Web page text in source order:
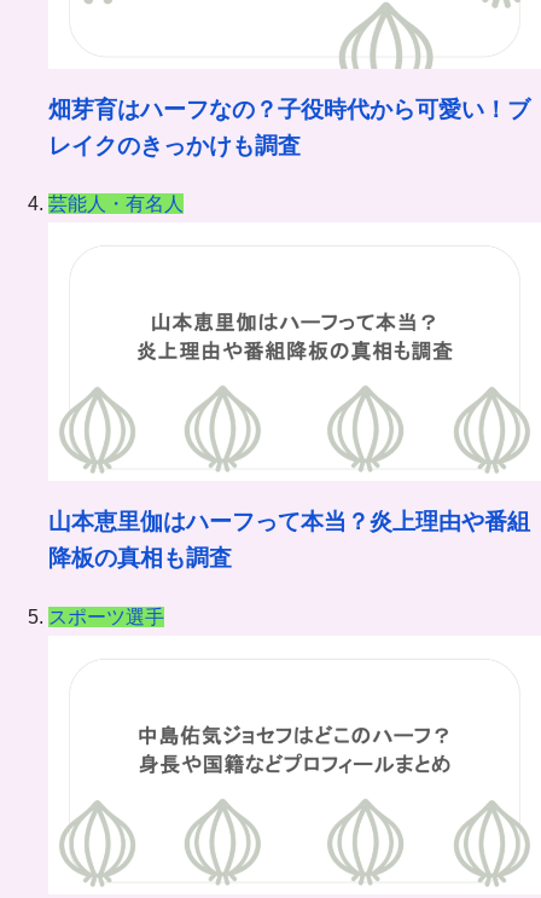
畑芽育はハーフなの？子役時代から可愛い！ブ
レイクのきっかけも調査
芸能人・有名人
山本恵里伽はハーフって本当？炎上理由や番組
降板の真相も調査
スポーツ選手